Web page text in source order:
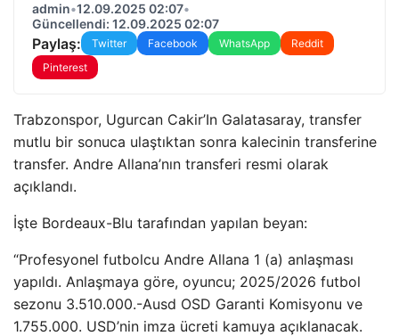
admin•12.09.2025 02:07•
Güncellendi: 12.09.2025 02:07
Paylaş: Twitter Facebook WhatsApp
Reddit
Pinterest
Trabzonspor, Ugurcan Cakir’In Galatasaray, transfer
mutlu bir sonuca ulaştıktan sonra kalecinin transferine
transfer. Andre Allana’nın transferi resmi olarak
açıklandı.
İşte Bordeaux-Blu tarafından yapılan beyan:
“Profesyonel futbolcu Andre Allana 1 (a) anlaşması
yapıldı. Anlaşmaya göre, oyuncu; 2025/2026 futbol
sezonu 3.510.000.-Ausd OSD Garanti Komisyonu ve
1.755.000. USD’nin imza ücreti kamuya açıklanacak.